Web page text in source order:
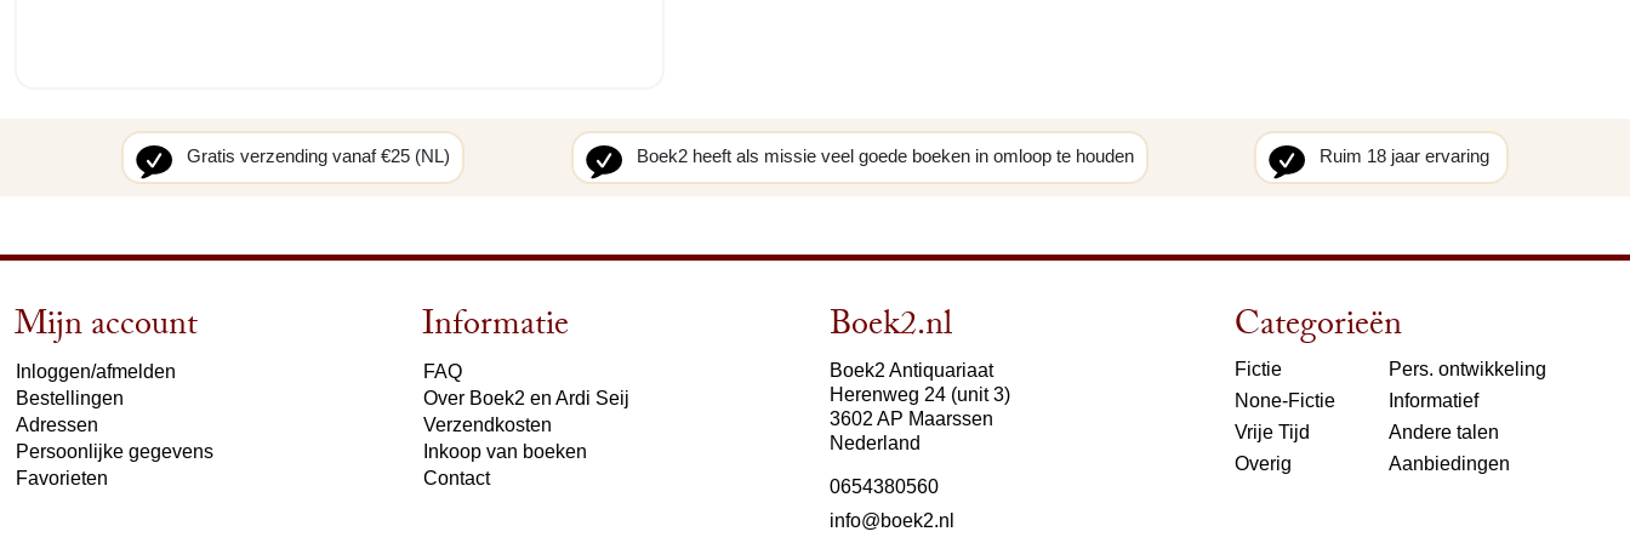
Gratis verzending vanaf €25 (NL) Boek2 heeft als missie veel goede boeken in omloop te houden Ruim 18 jaar ervaring
Mijn account
Inloggen/afmelden
Bestellingen
Adressen
Persoonlijke gegevens
Favorieten
Informatie
FAQ
Over Boek2 en Ardi Seij
Verzendkosten
Inkoop van boeken
Contact
Boek2.nl
Boek2 Antiquariaat
Herenweg 24 (unit 3)
3602 AP Maarssen
Nederland
0654380560
info@boek2.nl
Categorieën
Fictie
None-Fictie
Vrije Tijd
Overig
Pers. ontwikkeling
Informatief
Andere talen
Aanbiedingen